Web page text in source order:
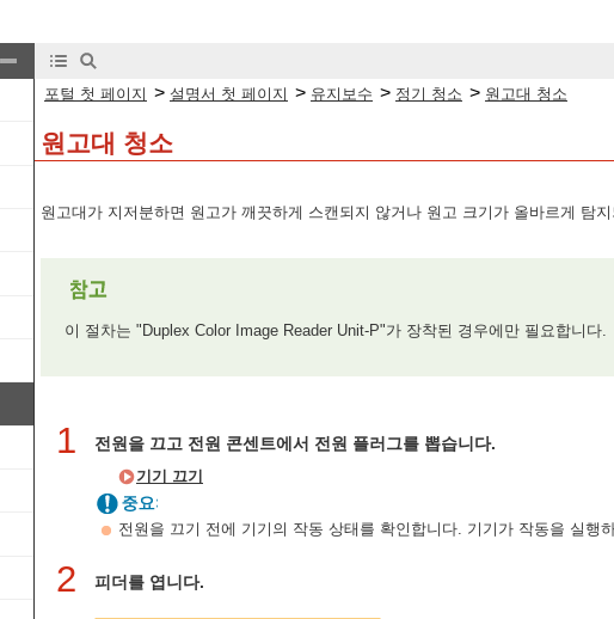
포털 첫 페이지 > 설명서 첫 페이지 > 유지보수 > 정기 청소 > 원고대 청소
원고대 청소
원고대가 지저분하면 원고가 깨끗하게 스캔되지 않거나 원고 크기가 올바르게 탐
이 절차는 "Duplex Color Image Reader Unit-P"가 장착된 경우에만 필요합니다.
1 전원을 끄고 전원 콘센트에서 전원 플러그를 뽑습니다.
기기 끄기
전원을 끄기 전에 기기의 작동 상태를 확인합니다. 기기가 작동을 실
2 피더를 엽니다.